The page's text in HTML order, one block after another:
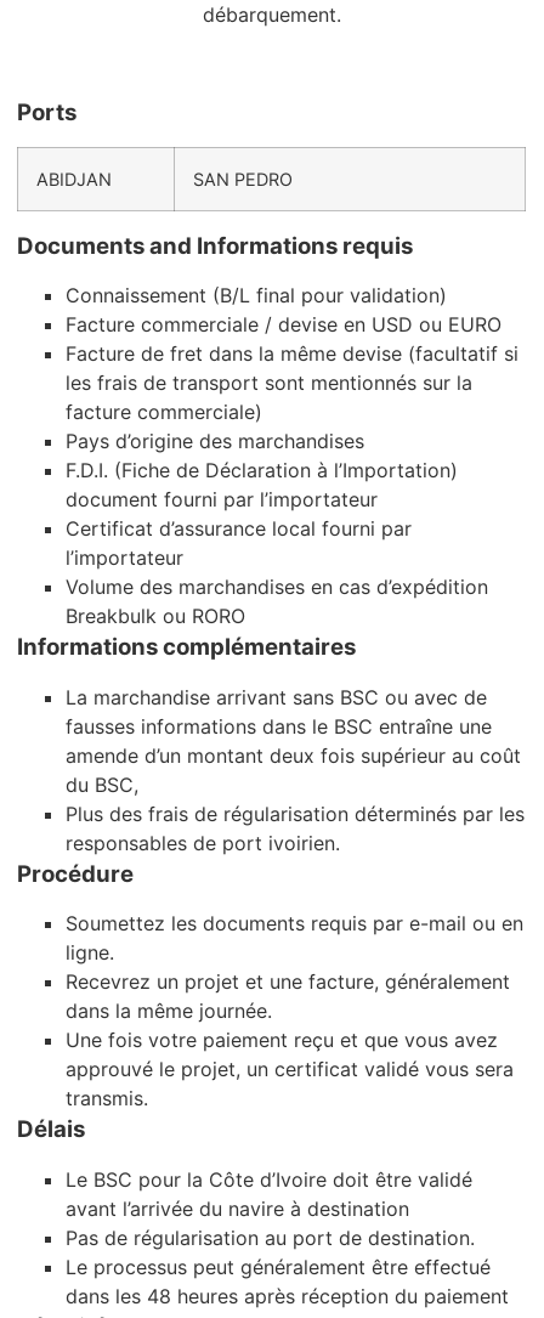
débarquement.
Ports
ABIDJAN SAN PEDRO
Documents and Informations requis
Connaissement (B/L final pour validation)
Facture commerciale / devise en USD ou EURO
Facture de fret dans la même devise (facultatif si
les frais de transport sont mentionnés sur la
facture commerciale)
Pays d’origine des marchandises
F.D.I. (Fiche de Déclaration à l’Importation)
document fourni par l’importateur
Certificat d’assurance local fourni par
l’importateur
Volume des marchandises en cas d’expédition
Breakbulk ou RORO
Informations complémentaires
La marchandise arrivant sans BSC ou avec de
fausses informations dans le BSC entraîne une
amende d’un montant deux fois supérieur au coût
du BSC,
Plus des frais de régularisation déterminés par les
responsables de port ivoirien.
Procédure
Soumettez les documents requis par e-mail ou en
ligne.
Recevrez un projet et une facture, généralement
dans la même journée.
Une fois votre paiement reçu et que vous avez
approuvé le projet, un certificat validé vous sera
transmis.
Délais
Le BSC pour la Côte d’Ivoire doit être validé
avant l’arrivée du navire à destination
Pas de régularisation au port de destination.
Le processus peut généralement être effectué
dans les 48 heures après réception du paiement